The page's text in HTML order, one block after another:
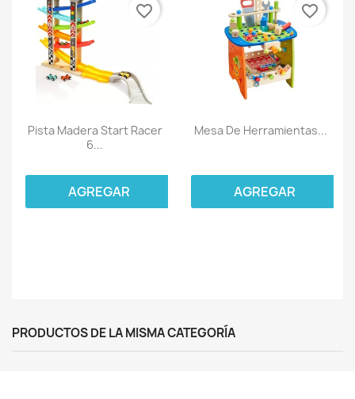
Pista Madera Start Racer
6...
AGREGAR
favorite_border
Mesa De Herramientas...
AGREGAR
favorite_border
PRODUCTOS DE LA MISMA CATEGORÍA